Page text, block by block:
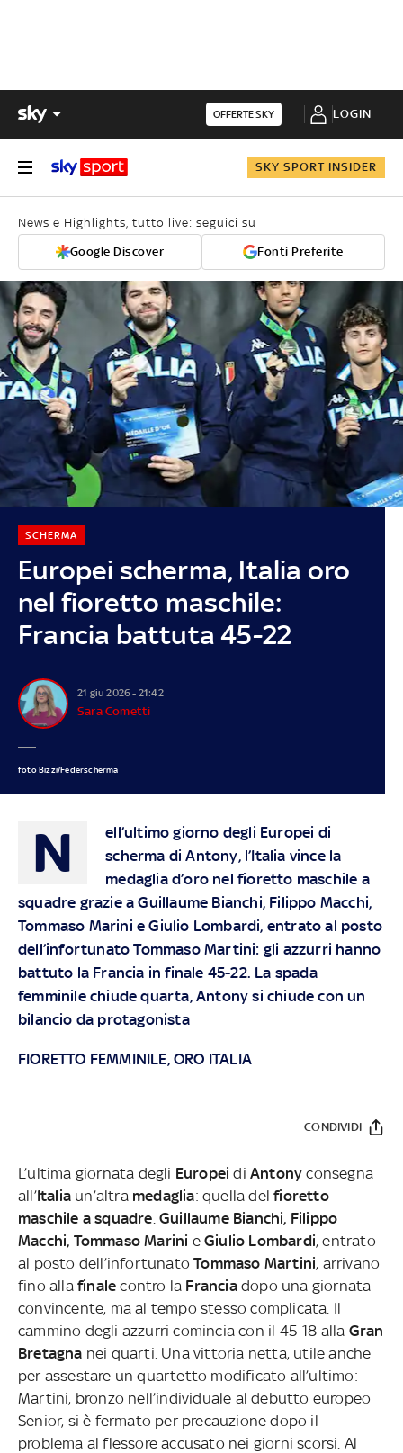
OFFERTE SKY LOGIN
SKY SPORT INSIDER
News e Highlights, tutto live: seguici su
Google Discover Fonti Preferite
Europei scherma, Italia oro
nel fioretto maschile:
Francia battuta 45-22
SCHERMA
21 giu 2026 - 21:42
Sara Cometti
foto Bizzi/Federscherma
N
ell’ultimo giorno degli Europei di
scherma di Antony, l’Italia vince la
medaglia d’oro nel fioretto maschile a
squadre grazie a Guillaume Bianchi, Filippo Macchi,
Tommaso Marini e Giulio Lombardi, entrato al posto
dell’infortunato Tommaso Martini: gli azzurri hanno
battuto la Francia in finale 45-22. La spada
femminile chiude quarta, Antony si chiude con un
bilancio da protagonista
FIORETTO FEMMINILE, ORO ITALIA
CONDIVIDI
L’ultima giornata degli EuropeidiAntonyconsegna
all’Italia un’altra medaglia: quella delfioretto
maschile a squadre .Guillaume Bianchi, Filippo
Macchi, Tommaso Marini eGiulio Lombardi, entrato
al posto dell’infortunatoTommaso Martini, arrivano
fino alla finalecontro la Franciadopo una giornata
convincente, ma al tempo stesso complicata. Il
cammino degli azzurri comincia con il 45-18 alla Gran
Bretagna nei quarti. Una vittoria netta, utile anche
per assestare un quartetto modificato all’ultimo:
Martini, bronzo nell’individuale al debutto europeo
Senior, si è fermato per precauzione dopo il
problema al flessore accusato nei giorni scorsi. Al